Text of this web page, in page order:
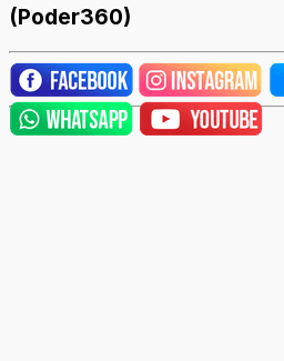
(Poder360)